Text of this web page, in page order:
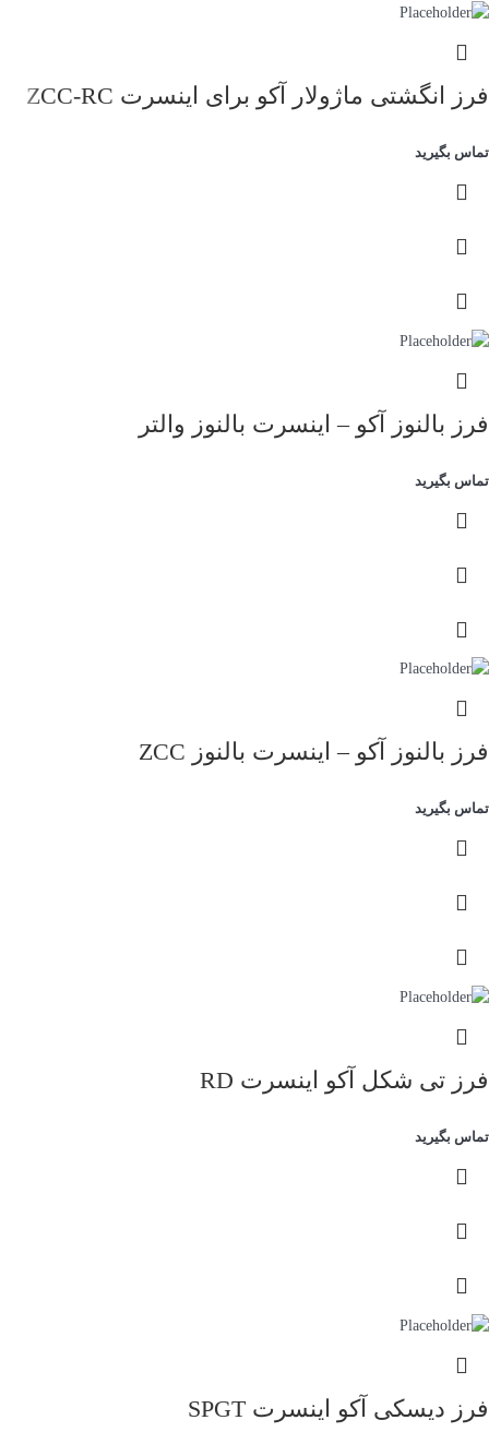
فرز انگشتی ماژولار آکو برای اینسرت ZCC-RC
تماس بگیرید
فرز بالنوز آکو – اینسرت بالنوز والتر
تماس بگیرید
فرز بالنوز آکو – اینسرت بالنوز ZCC
تماس بگیرید
فرز تی شکل آکو اینسرت RD
تماس بگیرید
فرز دیسکی آکو اینسرت SPGT